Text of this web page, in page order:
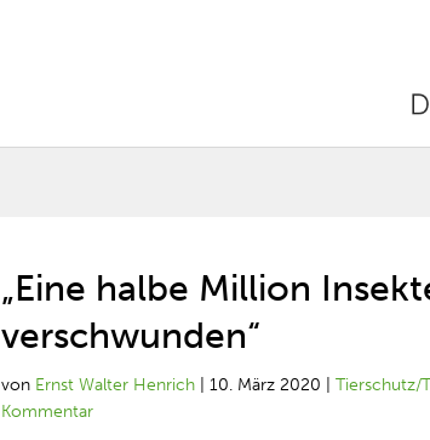
„Eine halbe Million
verschwunden“
von Ernst Walter Henrich |10. März 2020 |Tierschutz/
Kommentar